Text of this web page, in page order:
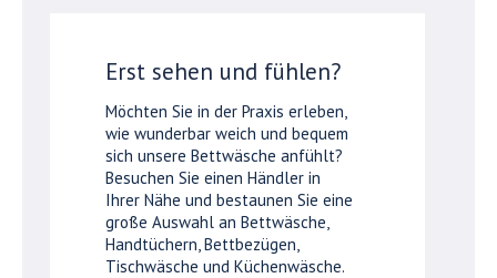
Erst sehen und fühlen?
Möchten Sie in der Praxis erleben,
wie wunderbar weich und bequem
sich unsere Bettwäsche anfühlt?
Besuchen Sie einen Händler in
Ihrer Nähe und bestaunen Sie eine
große Auswahl an Bettwäsche,
Handtüchern, Bettbezügen,
Tischwäsche und Küchenwäsche.